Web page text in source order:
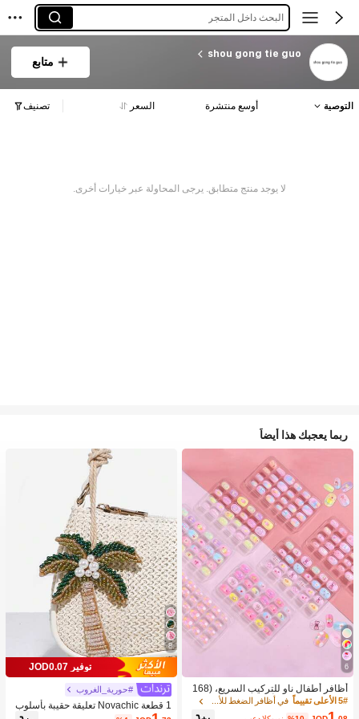
البحث داخل المتجر
shou gong tie guo
متابع
التوصية أوسع منتشرة السعر تصنيف
لا يوجد منتج متطابق. يرجى المحاولة عبر خيارات أخرى.
ربما يعجبك هذا أيضاً
6
أظافر أطفال ناو للتركيب السريع، (168
قطعة و 24 قطعة) أظافر صناعية مسبقة
اللصق للأطفال، مجموعة أظافر صناعية
5# الأعلى تقييماً في أظافر الضغط للأطفال
8
توفير JOD0.07
#حورية_الغروب
1 قطعة Novachic تعليقة حقيبة بأسلوب
العطلات مزينة بالخرز على شكل نجمة الب